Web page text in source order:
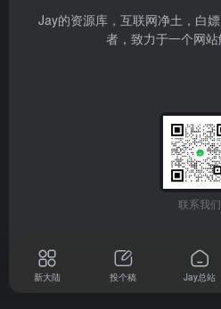
Jay的资源库，互联网净土，白
者，致力于一个网
联系我们
新大陆 投个稿 Jay总站